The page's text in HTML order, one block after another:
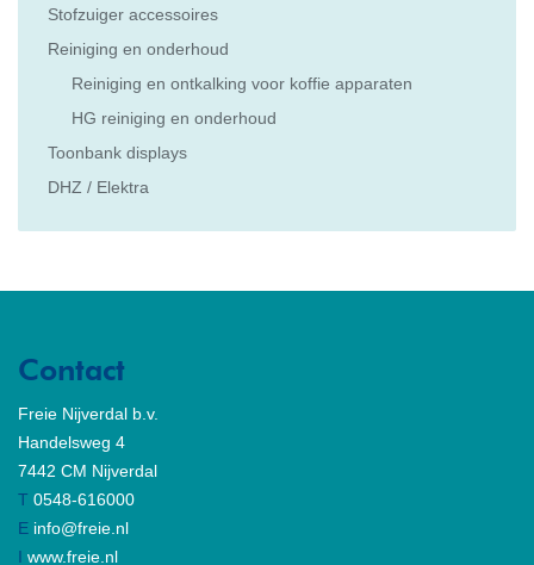
Stofzuiger accessoires
Reiniging en onderhoud
Reiniging en ontkalking voor koffie apparaten
HG reiniging en onderhoud
Toonbank displays
DHZ / Elektra
Contact
Freie Nijverdal b.v.
Handelsweg 4
7442 CM Nijverdal
T 0548-616000
E info@freie.nl
I www.freie.nl